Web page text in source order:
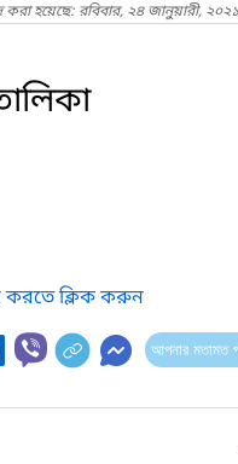
করা হয়েছে: রবিবার, ২৪ জানুয়ারী,
করতে ক্লিক করুন
আপনার মতামত